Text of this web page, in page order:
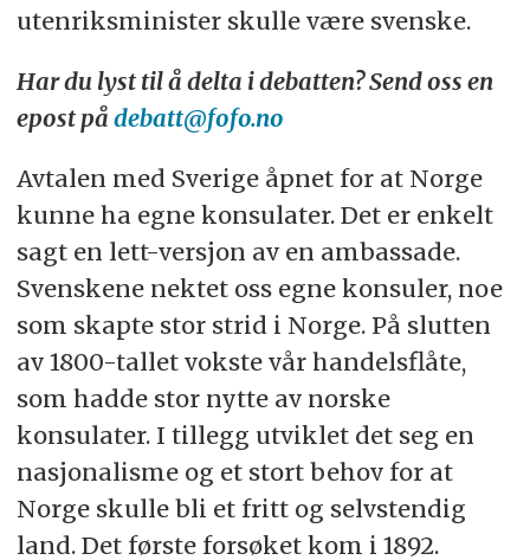
utenriksminister skulle være svenske.
Har du lyst til å delta i debatten? Send oss en
epost på debatt@fofo.no
Avtalen med Sverige åpnet for at Norge
kunne ha egne konsulater. Det er enkelt
sagt en lett-versjon av en ambassade.
Svenskene nektet oss egne konsuler, noe
som skapte stor strid i Norge. På slutten
av 1800-tallet vokste vår handelsflåte,
som hadde stor nytte av norske
konsulater. I tillegg utviklet det seg en
nasjonalisme og et stort behov for at
Norge skulle bli et fritt og selvstendig
land. Det første forsøket kom i 1892.